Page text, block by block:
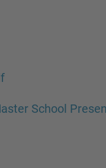
School